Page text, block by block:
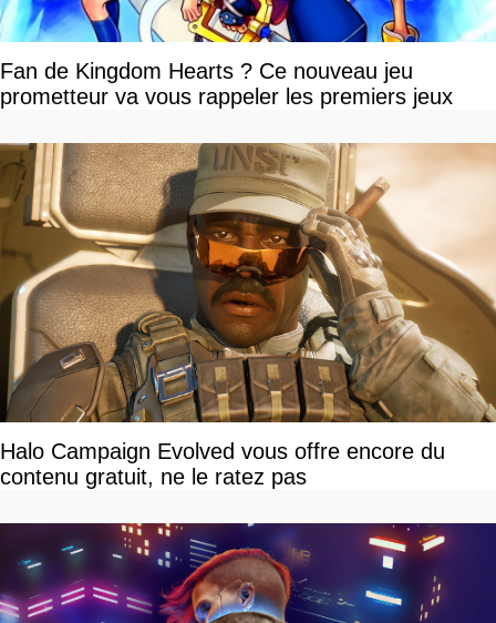
Fan de Kingdom Hearts ? Ce nouveau jeu
prometteur va vous rappeler les premiers jeux
Halo Campaign Evolved vous offre encore du
contenu gratuit, ne le ratez pas